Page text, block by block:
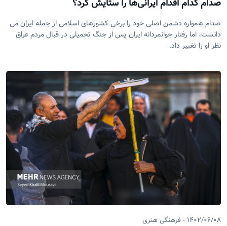
صدام کدام اقدام ایرانی‌ها را ستایش کرد؟
صدام همواره دشمن اصلی خود را برخی کشورهای اسلامی از جمله ایران می
دانست، اما رفتار جوانمردانه ایران پس از جنگ تحمیلی در قبال مردم عراق
نظر او را تغییر داد.
۱۴۰۲/۰۶/۰۸ فرهنگی هنری